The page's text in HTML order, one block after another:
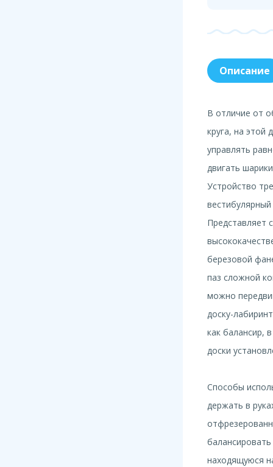
Описание
В отличие от
круга, на этой
управлять
двигать
Устройство
Представляет
березовой
паз сложной
можно
доску-
как балансир,
доски
Способы
держать в
находящуюся